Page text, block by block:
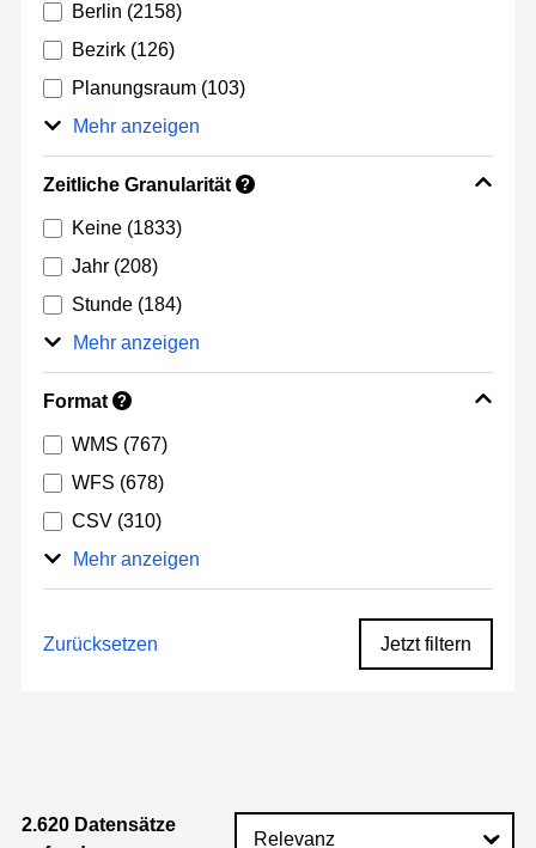
Berlin (2158)
Bezirk (126)
Planungsraum (103)
Mehr anzeigen
Zeitliche Granularität ?
Keine (1833)
Jahr (208)
Stunde (184)
Mehr anzeigen
Format ?
WMS (767)
WFS (678)
CSV (310)
Mehr anzeigen
Zurücksetzen Jetzt filtern
2.620 Datensätze